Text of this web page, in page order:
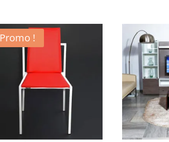
Promo !